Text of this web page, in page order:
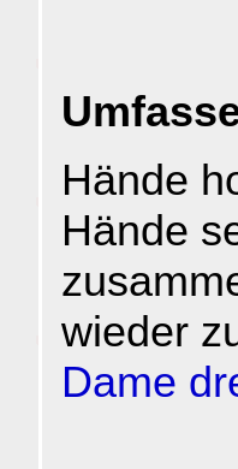
Hände
Hände
wieder
Dame